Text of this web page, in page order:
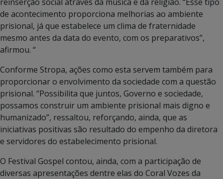
de acontecimento proporciona melhorias ao ambiente
prisional, já que estabelece um clima de fraternidade
mesmo antes da data do evento, com os preparativos”,
afirmou. “
Conforme Stropa, ações como esta servem também para
proporcionar o envolvimento da sociedade com a questão
prisional. “Possibilita que juntos, Governo e sociedade,
possamos construir um ambiente prisional mais digno e
humanizado”, ressaltou, reforçando, ainda, que as
iniciativas positivas são resultado do empenho da diretora
e servidores do estabelecimento prisional.
O Festival Gospel contou, ainda, com a participação de
diversas apresentações dentre elas do Coral Vozes da